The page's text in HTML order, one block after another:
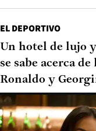
EL DEPORTIVO
Un hotel de lujo
se sabe acerca
Ronaldo y